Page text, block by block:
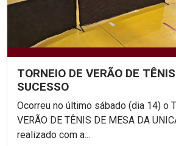
TORNEIO DE VERÃO DE
SUCESSO
Ocorreu no último sábado (dia 14) o
VERÃO DE TÊNIS DE MESA DA UNICAP. O
realizado com a...